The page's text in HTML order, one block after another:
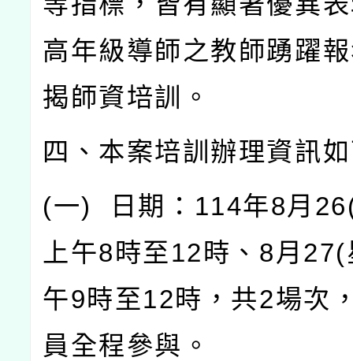
高年級導師之教師踴躍
揭師資培訓。
四、本案培訓辦理資訊
(一) 日期： 114年8月
上午8 時至12 時、 8月 27(
午9時至12時，共2場次
員全程參與。